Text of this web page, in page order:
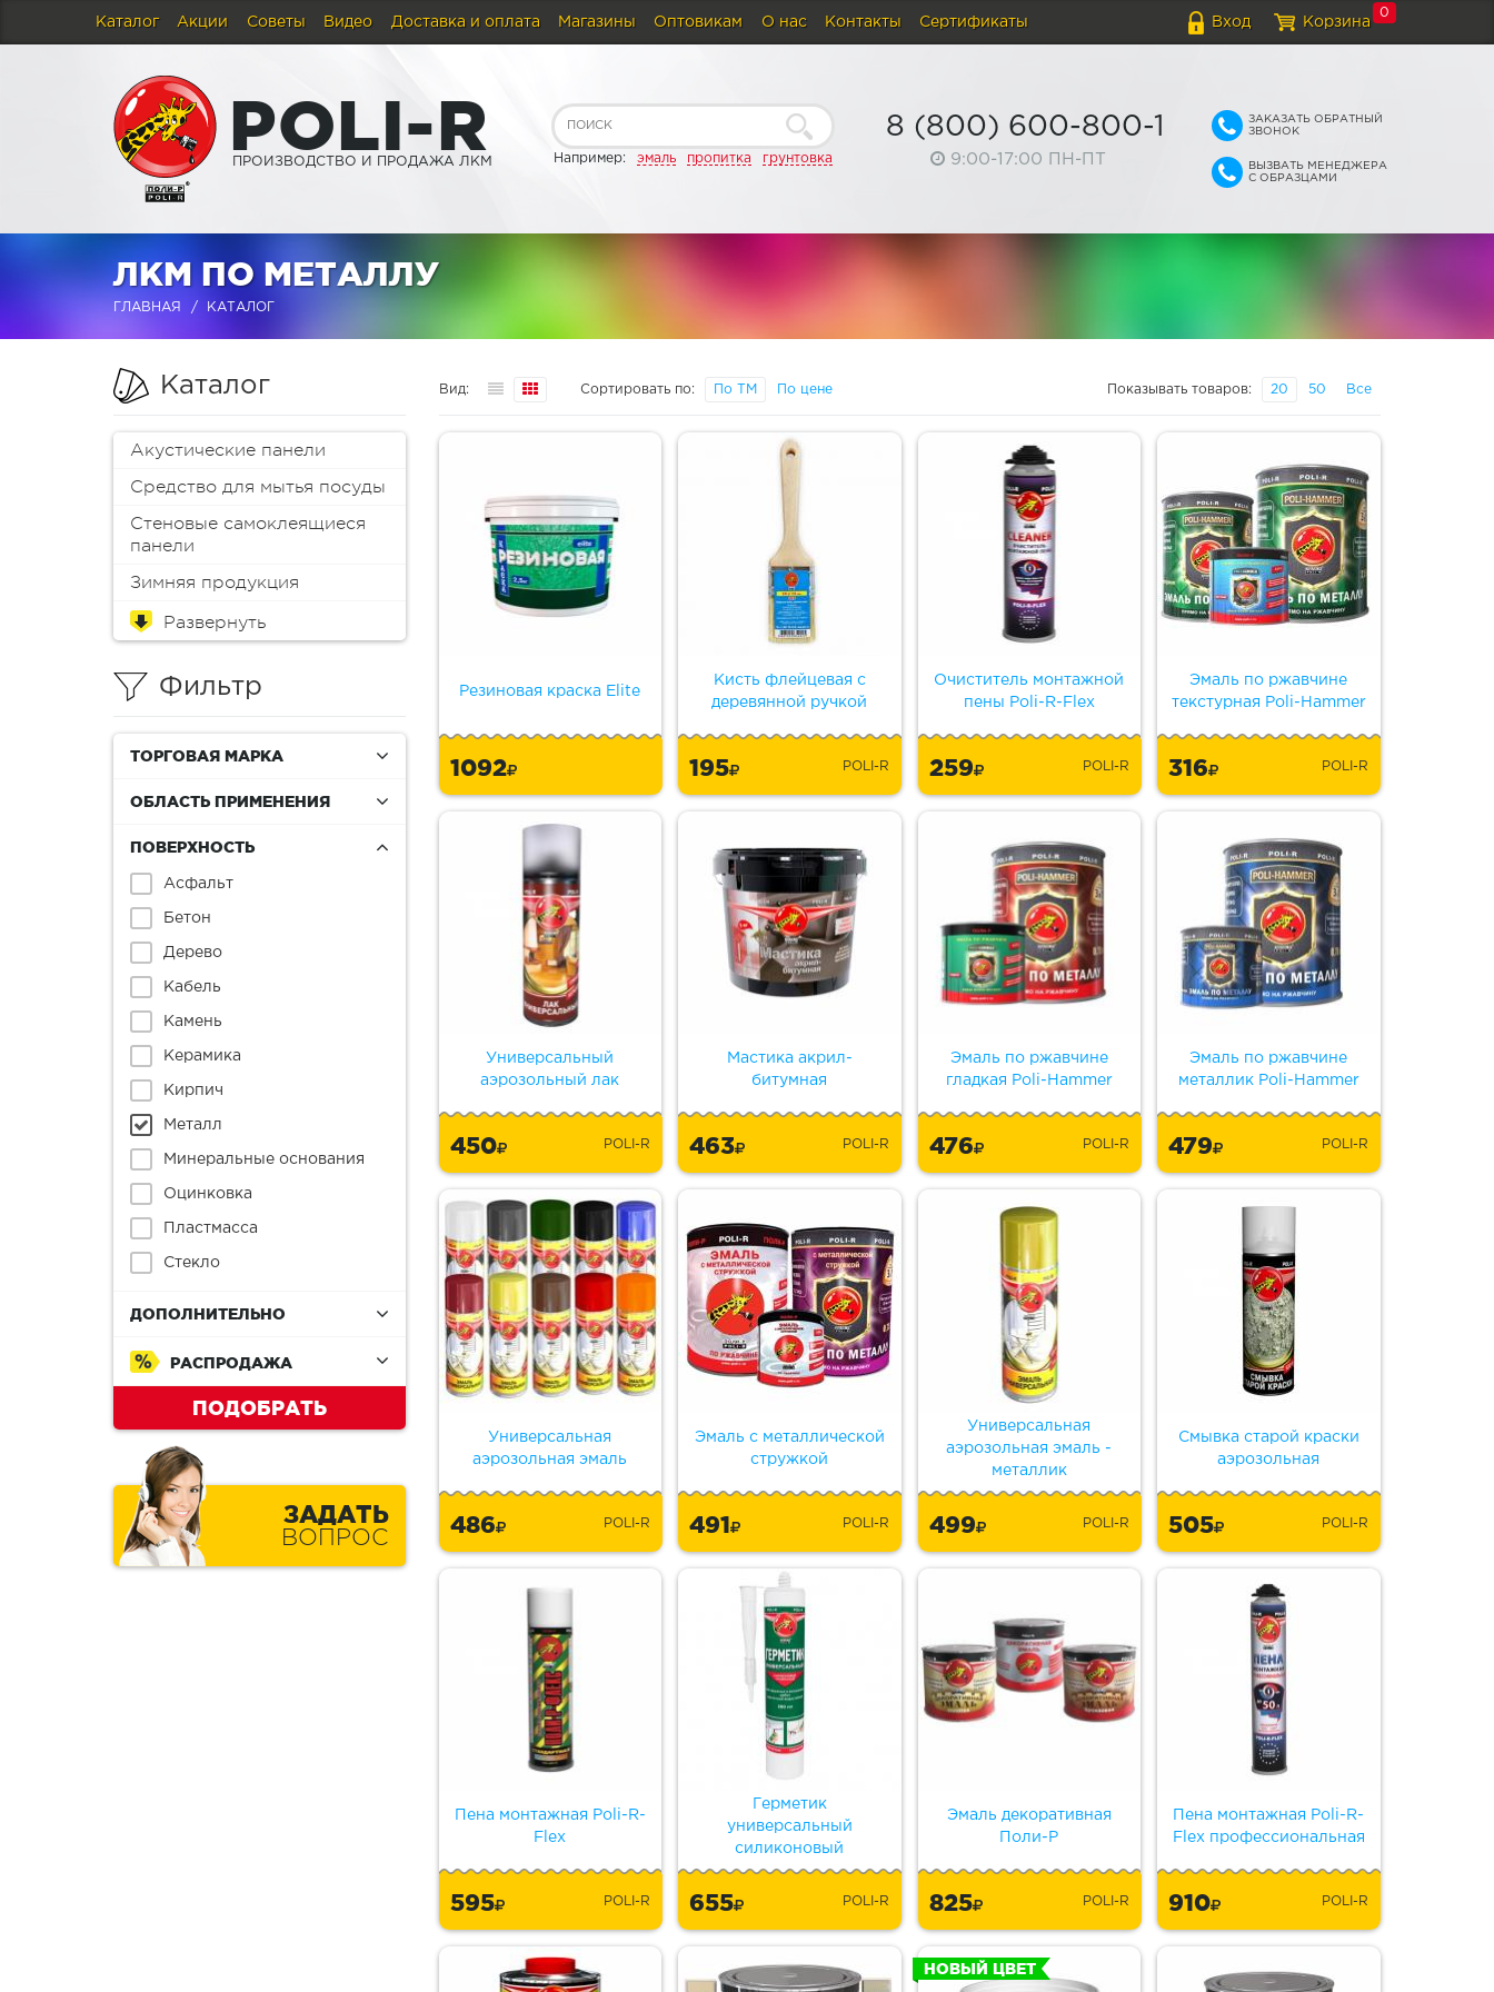
Вход Корзина
0
Каталог Акции Советы Видео Доставка и оплата Магазины Оптовикам О нас Контакты Сертификаты
POLI-R
ПРОИЗВОДСТВО И ПРОДАЖА ЛКМ Например: эмаль пропитка грунтовка
8 (800) 600-800-1
9:00-17:00 ПН-ПТ
ЗАКАЗАТЬ ОБРАТНЫЙ
ЗВОНОК
ВЫЗВАТЬ МЕНЕДЖЕРА
С ОБРАЗЦАМИ
ЛКМ ПО МЕТАЛЛУ
ГЛАВНАЯ КАТАЛОГ
Каталог
Акустические панели
Средство для мытья посуды
Стеновые самоклеящиеся
панели
Зимняя продукция
Обои
Краска для мебели
Краски
Эмали
Пропитки
Аэрозоли
Масло
Колеры (пигменты)
Лаки
Антиплесень
Грунтовки
Защитные составы
Герметики
Монтажная пена
Шпатлевки
Клеи
Мастика
Растворители и смывки
Материалы для
реставрации
Инструменты
Распродажа
Фильтр
ТОРГОВАЯ МАРКА
ОБЛАСТЬ ПРИМЕНЕНИЯ
ПОВЕРХНОСТЬ
Асфальт
Бетон
Дерево
Кабель
Камень
Керамика
Кирпич
Металл
Минеральные основания
Оцинковка
Пластмасса
Стекло
ДОПОЛНИТЕЛЬНО
РАСПРОДАЖА
ПОДОБРАТЬ
ЗАДАТЬ
ВОПРОС
Вид: Сортировать по: По ТМ По цене Показывать товаров: 20 50 Все
Резиновая краска Elite
1092
Кисть флейцевая с
деревянной ручкой
195 POLI-R
Очиститель монтажной
пены Poli-R-Flex
259 POLI-R
Эмаль по ржавчине
текстурная Poli-Hammer
316 POLI-R
Универсальный
аэрозольный лак
450 POLI-R
Мастика акрил-
битумная
463 POLI-R
Эмаль по ржавчине
гладкая Poli-Hammer
476 POLI-R
Эмаль по ржавчине
металлик Poli-Hammer
479 POLI-R
Универсальная
аэрозольная эмаль
486 POLI-R
Эмаль с металлической
стружкой
491 POLI-R
Универсальная
аэрозольная эмаль -
металлик
499 POLI-R
Смывка старой краски
аэрозольная
505 POLI-R
Пена монтажная Poli-R-
Flex
595 POLI-R
Герметик
универсальный
силиконовый
655 POLI-R
Эмаль декоративная
Поли-Р
825 POLI-R
Пена монтажная Poli-R-
Flex профессиональная
910 POLI-R
НОВЫЙ ЦВЕТ